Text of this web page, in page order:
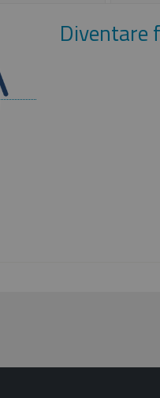
Diventare